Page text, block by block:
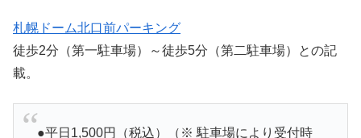
札幌ドーム北口前パーキング
徒歩2分（第一駐車場）～徒歩5分（第二駐車場）との記
載。
●平日1,500円（税込）（※ 駐車場により受付時